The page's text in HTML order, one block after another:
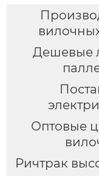
Дешевые
Оптовые
Ричтрак